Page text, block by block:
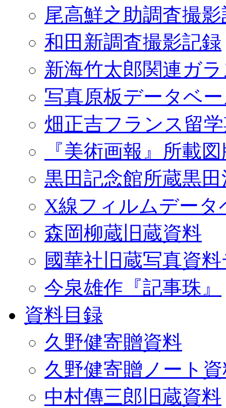
尾高鮮之助調査撮
和田新調査撮影記録
新海竹太郎関連ガ
写真原板データベ
畑正吉フランス留
『美術画報』所載
黒田記念館所蔵黒
X線フィルムデータ
森岡柳蔵旧蔵資料
國華社旧蔵写真資
今泉雄作『記事珠』
資料目録
久野健寄贈資料
久野健寄贈ノート
中村傳三郎旧蔵資料